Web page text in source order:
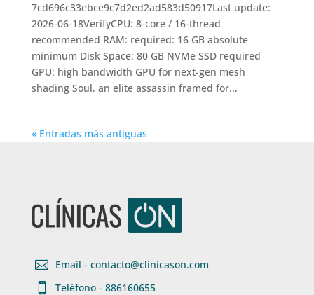
7cd696c33ebce9c7d2ed2ad583d50917Last update:
2026-06-18VerifyCPU: 8-core / 16-thread
recommended RAM: required: 16 GB absolute
minimum Disk Space: 80 GB NVMe SSD required
GPU: high bandwidth GPU for next-gen mesh
shading Soul, an elite assassin framed for...
« Entradas más antiguas
 Email - contacto@clinicason.com

Teléfono - 886160655